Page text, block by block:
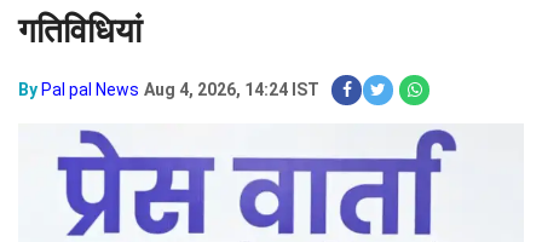
गतिविधियां
By Pal pal News Aug 4, 2026, 14:24 IST